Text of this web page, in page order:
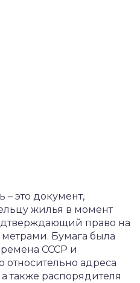
это документ,
жилья в момент
право на
Бумага была
СССР и
адреса
также распорядителя